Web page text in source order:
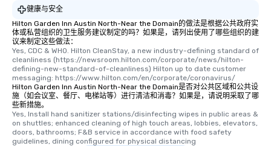
健康与安全
Hilton Garden Inn Austin North-Near the Domain的做法是根据公共政府实
体或私营组织的卫生服务建议制定的吗？如果是，请列出使用了哪些组织的建
议来制定这些做法：
Yes, CDC & WHO. Hilton CleanStay, a new industry-defining standard of
cleanliness (https://newsroom.hilton.com/corporate/news/hilton-
defining-new-standard-of-cleanliness) Hilton up to date customer
messaging: https://www.hilton.com/en/corporate/coronavirus/
Hilton Garden Inn Austin North-Near the Domain是否对公共区域和公共设
施（如会议室、餐厅、电梯站等）进行清洁和消毒？如果是，请说明采取了哪
些新措施。
Yes, Install hand sanitizer stations/disinfecting wipes in public areas &
on shuttles; enhanced cleaning of high touch areas, lobbies, elevators,
doors, bathrooms; F&B service in accordance with food safety
guidelines, dining configured for physical distancing